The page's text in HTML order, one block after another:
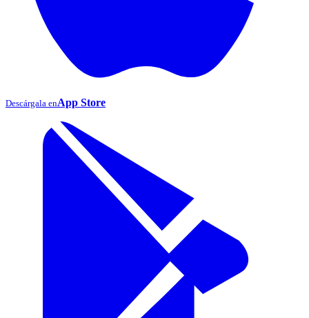
Descárgala enApp Store